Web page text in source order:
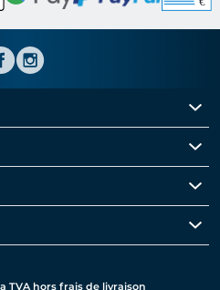
TVA hors frais de livraison